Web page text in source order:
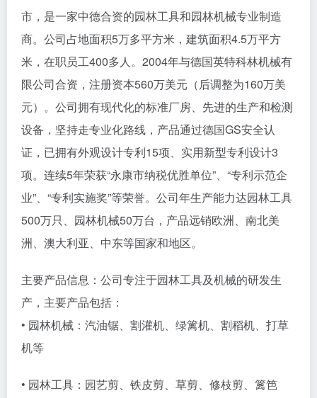
市，是一家中德合资的园林工具和园林机械专业制造
商。公司占地面积5万多平方米，建筑面积4.5万平方
米，在职员工400多人。2004年与德国英特科林机械有
限公司合资，注册资本560万美元（后调整为160万美
元）。公司拥有现代化的标准厂房、先进的生产和检测
设备，坚持走专业化路线，产品通过德国GS安全认
证，已拥有外观设计专利15项、实用新型专利设计3
项。连续5年荣获“永康市纳税优胜单位”、“专利示范企
业”、“专利实施奖”等荣誉。公司年生产能力达园林工具
500万只、园林机械50万台，产品远销欧洲、南北美
洲、澳大利亚、中东等国家和地区。
主要产品信息：公司专注于园林工具及机械的研发生
产，主要产品包括：
• 园林机械：汽油锯、割灌机、绿篱机、割稻机、打草
机等
• 园林工具：园艺剪、铁皮剪、草剪、修枝剪、篱笆